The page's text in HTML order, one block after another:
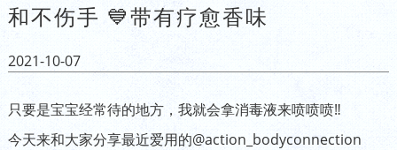
和不伤手 💙带有疗愈香味
2021-10-07
只要是宝宝经常待的地方，我就会拿消毒液来喷喷喷‼️
今天来和大家分享最近爱用的@action_bodyconnection